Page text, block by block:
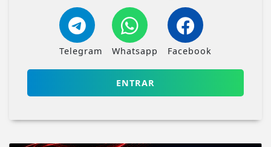
Telegram Whatsapp Facebook
ENTRAR